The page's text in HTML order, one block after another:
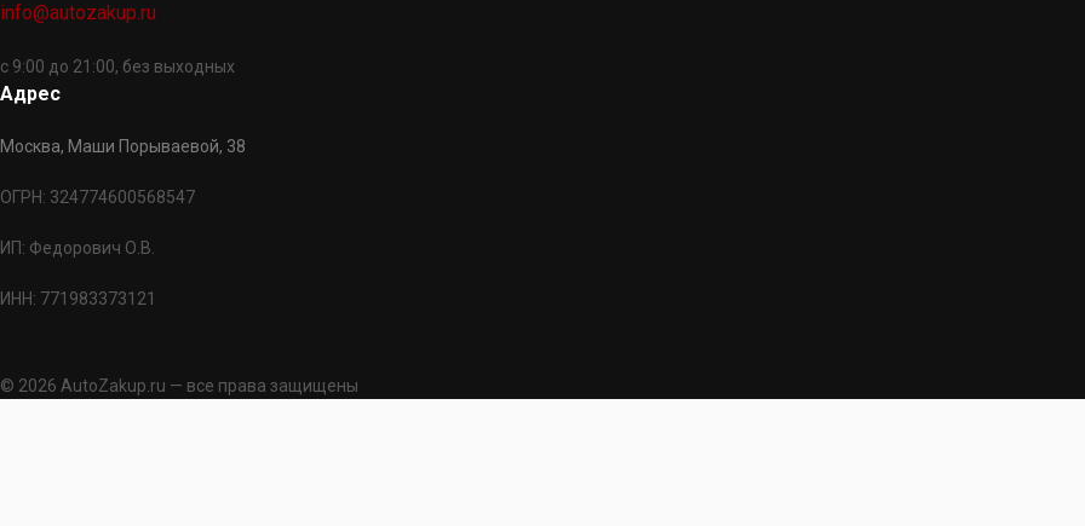
info@autozakup.ru
с 9:00 до 21:00, без выходных
Адрес
Москва, Маши Порываевой, 38
ОГРН: 324774600568547
ИП: Федорович О.В.
ИНН: 771983373121
© 2026 AutoZakup.ru — все права защищены